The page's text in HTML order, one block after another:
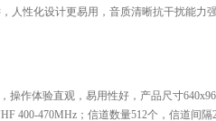
人性化设计更易用，音质清晰抗干扰能力
作体验直观，易用性好，产品尺寸
400-470MHz；信道数量512个，信道间隔